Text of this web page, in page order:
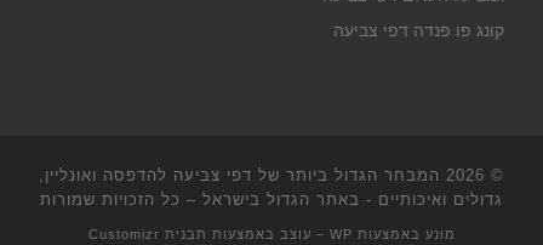
קונג פו פנדה דפי צביעה
© 2026
המבחר הגדול ביותר של דפי צביעה להדפסה ואונליין,
גדולים ואיכותיים - באתר הגדול בישראל – כל הזכויות שמורות
מונע באמצעות WP – עוצב באמצעות תבנית Customizr